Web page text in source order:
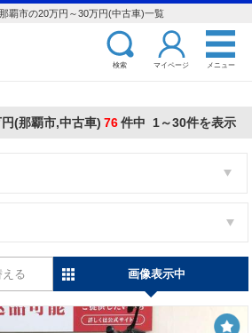
覇市の20万円～30万円(中古車)一覧
検索 マイページ メニュー
(那覇市,中古車) 76件中 1～30件を表示
える 画像表示中